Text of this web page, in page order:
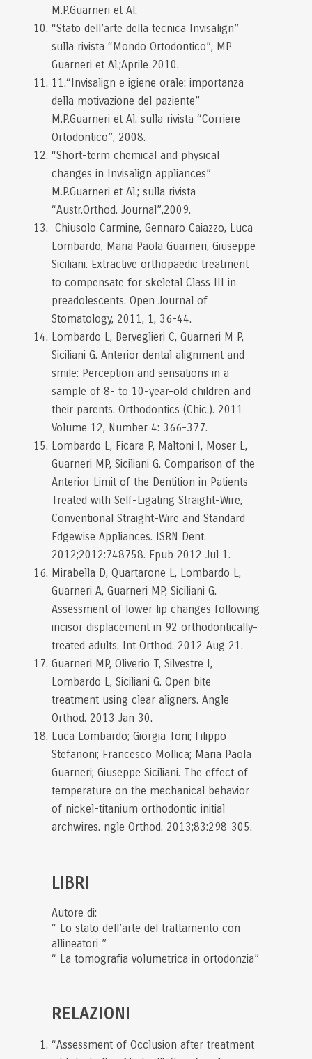
M.P.Guarneri et Al.
“Stato dell’arte della tecnica Invisalign”
sulla rivista “Mondo Ortodontico”, MP
Guarneri et Al.;Aprile 2010.
11.“Invisalign e igiene orale: importanza
della motivazione del paziente”
M.P.Guarneri et Al. sulla rivista “Corriere
Ortodontico”, 2008.
“Short-term chemical and physical
changes in Invisalign appliances”
M.P.Guarneri et Al.; sulla rivista
“Austr.Orthod. Journal”,2009.
Chiusolo Carmine, Gennaro Caiazzo, Luca
Lombardo, Maria Paola Guarneri, Giuseppe
Siciliani. Extractive orthopaedic treatment
to compensate for skeletal Class III in
preadolescents. Open Journal of
Stomatology, 2011, 1, 36-44.
Lombardo L, Berveglieri C, Guarneri M P,
Siciliani G. Anterior dental alignment and
smile: Perception and sensations in a
sample of 8- to 10-year-old children and
their parents. Orthodontics (Chic.). 2011
Volume 12, Number 4: 366-377.
Lombardo L, Ficara P, Maltoni I, Moser L,
Guarneri MP, Siciliani G. Comparison of the
Anterior Limit of the Dentition in Patients
Treated with Self-Ligating Straight-Wire,
Conventional Straight-Wire and Standard
Edgewise Appliances. ISRN Dent.
2012;2012:748758. Epub 2012 Jul 1.
Mirabella D, Quartarone L, Lombardo L,
Guarneri A, Guarneri MP, Siciliani G.
Assessment of lower lip changes following
incisor displacement in 92 orthodontically-
treated adults. Int Orthod. 2012 Aug 21.
Guarneri MP, Oliverio T, Silvestre I,
Lombardo L, Siciliani G. Open bite
treatment using clear aligners. Angle
Orthod. 2013 Jan 30.
Luca Lombardo; Giorgia Toni; Filippo
Stefanoni; Francesco Mollica; Maria Paola
Guarneri; Giuseppe Siciliani. The effect of
temperature on the mechanical behavior
of nickel-titanium orthodontic initial
archwires. ngle Orthod. 2013;83:298–305.
LIBRI
Autore di:
“ Lo stato dell’arte del trattamento con
allineatori ”
“ La tomografia volumetrica in ortodonzia”
RELAZIONI
“Assessment of Occlusion after treatment